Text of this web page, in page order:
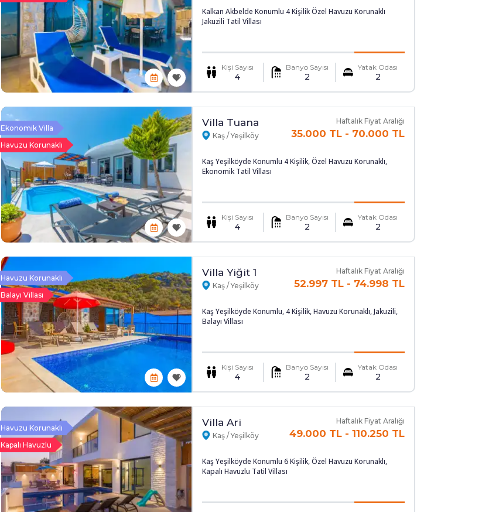
Kalkan Akbelde Konumlu 4 Kişilik Özel Havuzu Korunaklı
Jakuzili Tatil Villası
Kişi Sayısı
4
Banyo Sayısı
2
Yatak Odası
2
Ekonomik Villa
Havuzu Korunaklı
Villa Tuana
Kaş / Yeşilköy
Haftalık Fiyat Aralığı
35.000 TL - 70.000 TL
Kaş Yeşilköyde Konumlu 4 Kişilik, Özel Havuzu Korunaklı,
Ekonomik Tatil Villası
Kişi Sayısı
4
Banyo Sayısı
2
Yatak Odası
2
Havuzu Korunaklı
Balayı Villası
Villa Yiğit 1
Kaş / Yeşilköy
Haftalık Fiyat Aralığı
52.997 TL - 74.998 TL
Kaş Yeşilköyde Konumlu, 4 Kişilik, Havuzu Korunaklı, Jakuzili,
Balayı Villası
Kişi Sayısı
4
Banyo Sayısı
2
Yatak Odası
2
Havuzu Korunaklı
Kapalı Havuzlu
Villa Ari
Kaş / Yeşilköy
Haftalık Fiyat Aralığı
49.000 TL - 110.250 TL
Kaş Yeşilköyde Konumlu 6 Kişilik, Özel Havuzu Korunaklı,
Kapalı Havuzlu Tatil Villası